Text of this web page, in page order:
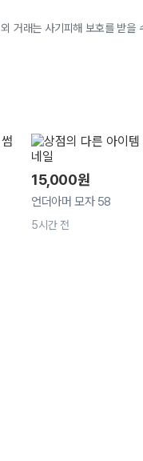
외 거래는 사기피해 보호를 받을
15,000원
언더아머 모자 58
5시간 전